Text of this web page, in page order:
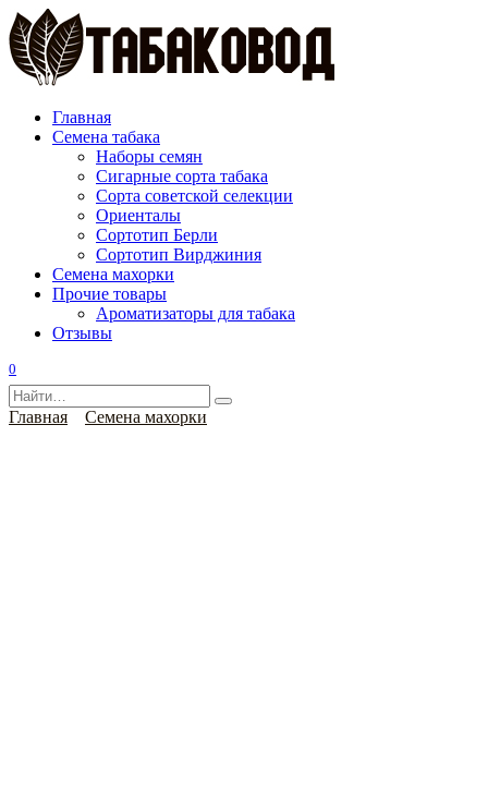
Перейти
к
содержанию
Главная
Семена табака
Наборы семян
Сигарные сорта табака
Сорта советской селекции
Ориенталы
Сортотип Берли
Сортотип Вирджиния
Семена махорки
Прочие товары
Ароматизаторы для табака
Отзывы
0
Search
for:
Главная Семена махорки